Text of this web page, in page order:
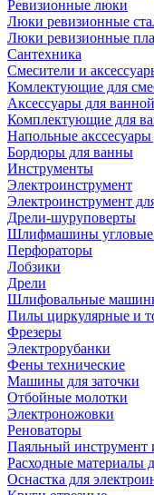
Ревизионные люки
Люки ревизионные
Люки ревизионные
Сантехника
Смесители и
Комлектующие для
Аксессуары для
Комплектующие для
Напольные
Бордюры для ванны
Инструменты
Электроинструмент
Электроинструмент
Дрели-шуруповерты
Шлифмашины
Перфораторы
Лобзики
Дрели
Шлифовальные
Пилы циркулярные и
Фрезеры
Электрорубанки
Фены технические
Машины для заточки
Отбойные молотки
Электроножовки
Реноваторы
Паяльный инструмент
Расходные материалы
Оснастка для